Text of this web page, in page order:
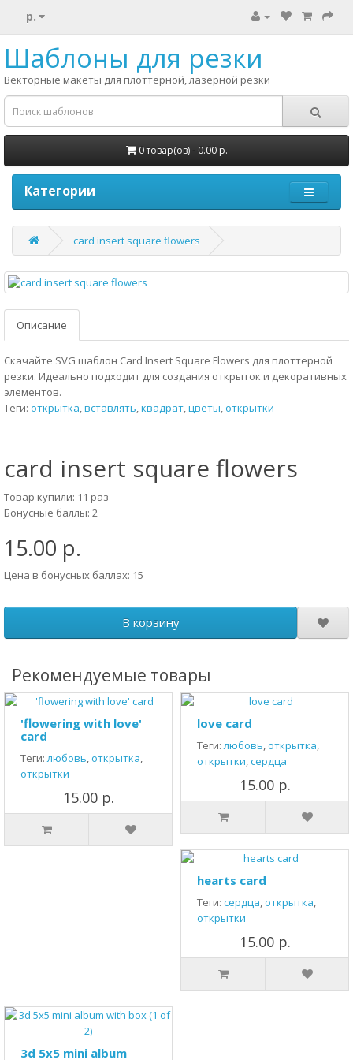
р.
Шаблоны для резки
Векторные макеты для плоттерной, лазерной резки
0 товар(ов) - 0.00 р.
Категории
card insert square flowers
Описание
Скачайте SVG шаблон Card Insert Square Flowers для плоттерной
резки. Идеально подходит для создания открыток и декоративных
элементов.
Теги: открытка,вставлять,квадрат,цветы,открытки
card insert square flowers
Товар купили: 11 раз
Бонусные баллы: 2
15.00 р.
Цена в бонусных баллах: 15
В корзину
Рекомендуемые товары
'flowering with love'
card
Теги:любовь,открытка,
открытки
15.00 р.
love card
Теги:любовь,открытка,
открытки,сердца
15.00 р.
hearts card
Теги: сердца,открытка,
открытки
15.00 р.
3d 5x5 mini album